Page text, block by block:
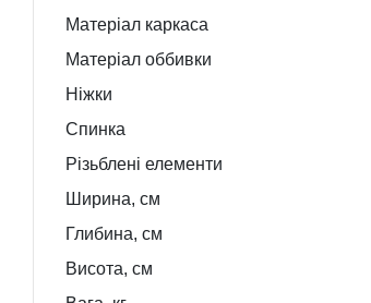
Матеріал каркаса
Матеріал оббивки
Ніжки
Спинка
Різьблені елементи
Ширина, см
Глибина, см
Висота, см